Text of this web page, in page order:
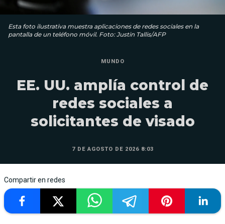
Esta foto ilustrativa muestra aplicaciones de redes sociales en la
pantalla de un teléfono móvil. Foto: Justin Tallis/AFP
MUNDO
EE. UU. amplía control de
redes sociales a
solicitantes de visado
7 DE AGOSTO DE 2026 8:03
Compartir en redes